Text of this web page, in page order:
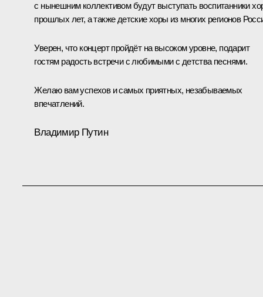
с нынешним коллективом будут выступать воспитанники
прошлых лет, а также детские хоры из многих регионов
Уверен, что концерт пройдёт на высоком уровне, подарит
гостям радость встречи с любимыми с детства песнями.
Желаю вам успехов и самых приятных, незабываемых
впечатлений.
Владимир Путин